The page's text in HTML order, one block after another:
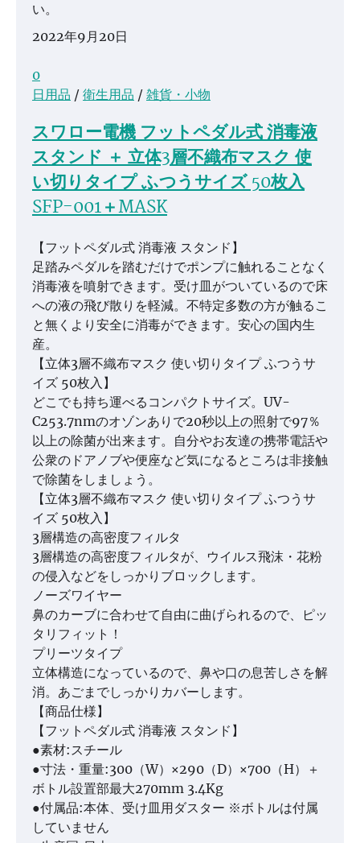
い。
2022年9月20日
0
日用品 / 衛生用品 / 雑貨・小物
スワロー電機 フットペダル式 消毒液
スタンド ＋ 立体3層不織布マスク 使
い切りタイプ ふつうサイズ 50枚入
SFP-001＋MASK
【フットペダル式 消毒液 スタンド】
足踏みペダルを踏むだけでポンプに触れることなく
消毒液を噴射できます。受け皿がついているので床
への液の飛び散りを軽減。不特定多数の方が触るこ
と無くより安全に消毒ができます。安心の国内生
産。
【立体3層不織布マスク 使い切りタイプ ふつうサ
イズ 50枚入】
どこでも持ち運べるコンパクトサイズ。UV-
C253.7nmのオゾンありで20秒以上の照射で97％
以上の除菌が出来ます。自分やお友達の携帯電話や
公衆のドアノブや便座など気になるところは非接触
で除菌をしましょう。
【立体3層不織布マスク 使い切りタイプ ふつうサ
イズ 50枚入】
3層構造の高密度フィルタ
3層構造の高密度フィルタが、ウイルス飛沫・花粉
の侵入などをしっかりブロックします。
ノーズワイヤー
鼻のカーブに合わせて自由に曲げられるので、ピッ
タリフィット！
プリーツタイプ
立体構造になっているので、鼻や口の息苦しさを解
消。あごまでしっかりカバーします。
【商品仕様】
【フットペダル式 消毒液 スタンド】
●素材:スチール
●寸法・重量:300（W）×290（D）×700（H）＋
ボトル設置部最大270mm 3.4Kg
●付属品:本体、受け皿用ダスター ※ボトルは付属
していません